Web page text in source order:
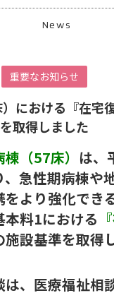
News
重要なお知らせ
における『在宅
取得しました
（57床） は、
、急性期病棟や
より強化でき
料1における
施設基準を取得
、医療福祉相